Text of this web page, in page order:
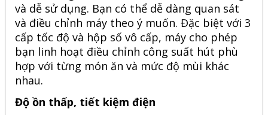
và dễ sử dụng. Bạn có thể dễ dàng quan sát
và điều chỉnh máy theo ý muốn. Đặc biệt với 3
cấp tốc độ và hộp số vô cấp, máy cho phép
bạn linh hoạt điều chỉnh công suất hút phù
hợp với từng món ăn và mức độ mùi khác
nhau.
Độ ồn thấp, tiết kiệm điện